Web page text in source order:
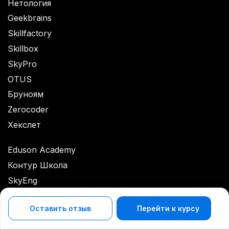
Оставить отзыв
Оставить отзыв Перейти к курсу
Нетология
Geekbrains
Skillfactory
Skillbox
SkyPro
OTUS
Бруноям
Zerocoder
Хекслет
Eduson Academy
Контур Школа
SkyEng
PRODUCTSTAR
Компьютерная Академия TOP